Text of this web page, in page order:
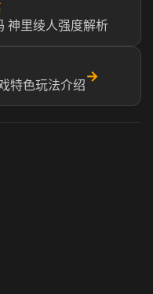
神里绫人强度解析
特色玩法介绍
→